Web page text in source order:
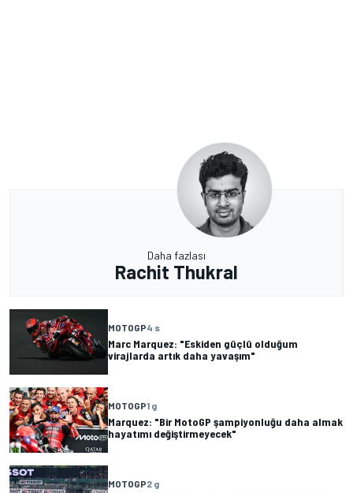
Daha fazlası
Rachit Thukral
MOTOGP4 s
Marc Marquez: "Eskiden güçlü olduğum
virajlarda artık daha yavaşım"
MOTOGP1 g
Marquez: "Bir MotoGP şampiyonluğu daha almak
hayatımı değiştirmeyecek"
MOTOGP2 g